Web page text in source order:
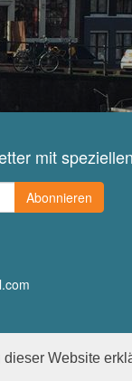
Website
mit
Abonnieren